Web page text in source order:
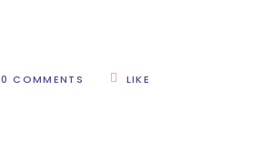
0 COMMENTS LIKE